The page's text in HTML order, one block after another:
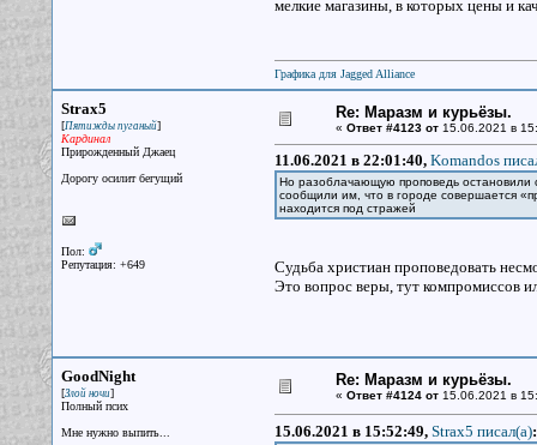
мелкие магазины, в которых цены и
Графика для Jagged Alliance
Strax5
[Пятижды пуганый]
Кардинал
Прирожденный Джаец
Дорогу осилит бегущий
Пол:
Репутация: +649
Re: Маразм и курьёзы.
« Ответ #4123 от15.06.2021 в
11.06.2021 в 22:01:40, Komandos
Но разоблачающую проповедь остановили
сообщили им, что в городе совершается
находится под стражей
Судьба христиан проповедовать
Это вопрос веры, тут компромиссов
GoodNight
[Злой ночи]
Полный псих
Мне нужно выпить...
Re: Маразм и курьёзы.
« Ответ #4124 от15.06.2021 в
15.06.2021 в 15:52:49, Strax5 писал(a):